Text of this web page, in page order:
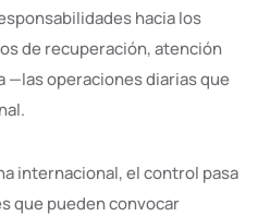
hacia los
de recuperación, atención
—las operaciones diarias que
internacional, el control pasa
que pueden convocar